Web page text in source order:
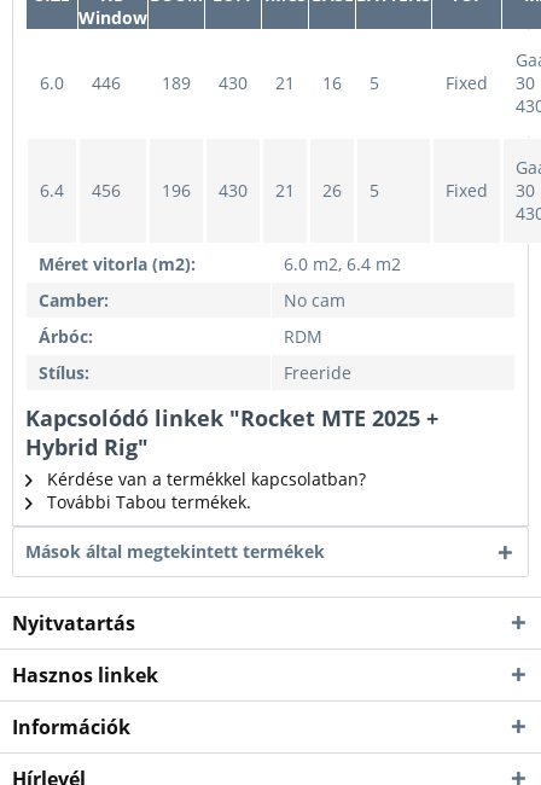
Window
6.0 446 189 430 21 16 5 Fixed
30
6.4 456 196 430 21 26 5 Fixed
30
Méret vitorla (m2):
6.0 m2, 6.4 m2
Camber:
No cam
Árbóc:
RDM
Stílus:
Freeride
Kapcsolódó linkek "Rocket MTE 2025 +
Hybrid Rig"
Kérdése van a termékkel kapcsolatban?
További Tabou termékek.
Mások által megtekintett termékek
Nyitvatartás
Hasznos linkek
Információk
Hírlevél